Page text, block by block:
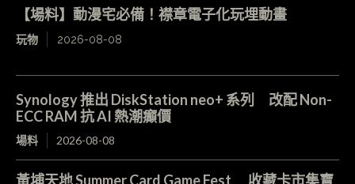
【場料】動漫宅必備！襟章電子化玩埋動畫
玩物 2026-08-08
Synology 推出 DiskStation neo+ 系列 改配 Non-
ECC RAM 抗 AI 熱潮癲價
場料 2026-08-08
黃埔天地 Summer Card Game Fest 收藏卡市集寶